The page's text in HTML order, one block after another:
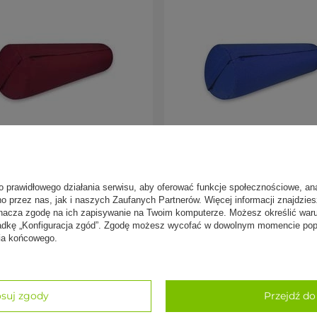
jogi Sayoga z bordowym
159,00 zł
5 98%
działania serwisu, aby oferować funkcje społecznościowe,
przez nas, jak i naszych Zaufanych Partnerów. Więcej informacji
zgodę na ich zapisywanie na Twoim komputerze. Możesz określić
„Konfiguracja zgód”. Zgodę możesz wycofać w dowolnym momencie
końcowego.
zgody Przejdź